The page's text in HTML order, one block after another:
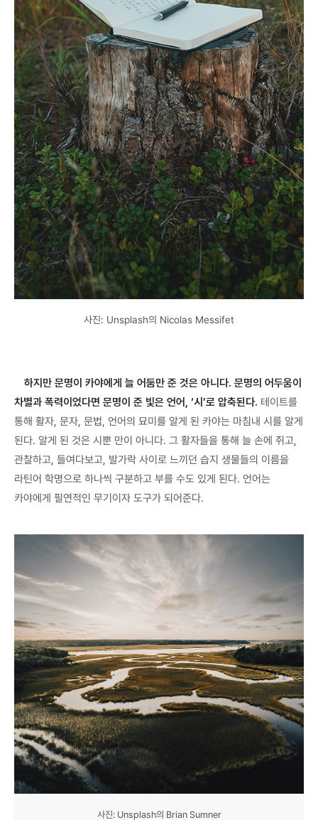
사진: Unsplash의 Nicolas Messifet
하지만 문명이 카야에게 늘 어둠만 준 것은 아니다. 문명의 어두움이
차별과 폭력이었다면 문명이 준 빛은 언어, ‘시’로 압축된다. 테이트를
통해 활자, 문자, 문법, 언어의 묘미를 알게 된 카야는 마침내 시를 알게
된다. 알게 된 것은 시뿐 만이 아니다. 그 활자들을 통해 늘 손에 쥐고,
관찰하고, 들여다보고, 발가락 사이로 느끼던 습지 생물들의 이름을
라틴어 학명으로 하나씩 구분하고 부를 수도 있게 된다. 언어는
카야에게 필연적인 무기이자 도구가 되어준다.
사진: Unsplash의 Brian Sumner